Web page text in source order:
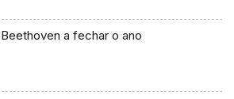
Beethoven a fechar o ano